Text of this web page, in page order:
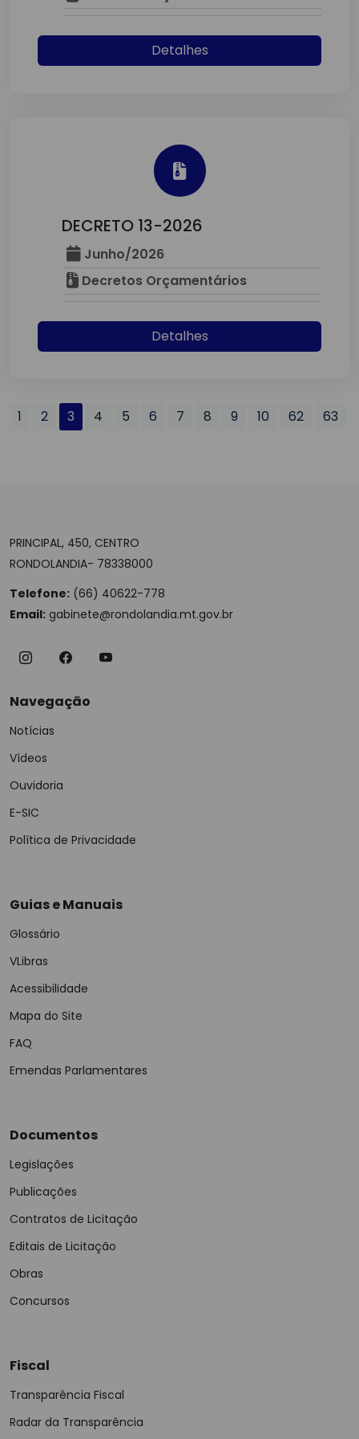
Detalhes
DECRETO 13-2026
Junho/2026
Decretos Orçamentários
Detalhes
1 2 3 4 5 6 7 8 9 10 62 63
PRINCIPAL, 450, CENTRO
RONDOLANDIA- 78338000
Telefone: (66) 40622-778
Email: gabinete@rondolandia.mt.gov.br
Navegação
Notícias
Vídeos
Ouvidoria
E-SIC
Política de Privacidade
Guias e Manuais
Glossário
VLibras
Acessibilidade
Mapa do Site
FAQ
Emendas Parlamentares
Documentos
Legislações
Publicações
Contratos de Licitação
Editais de Licitação
Obras
Concursos
Fiscal
Transparência Fiscal
Radar da Transparência